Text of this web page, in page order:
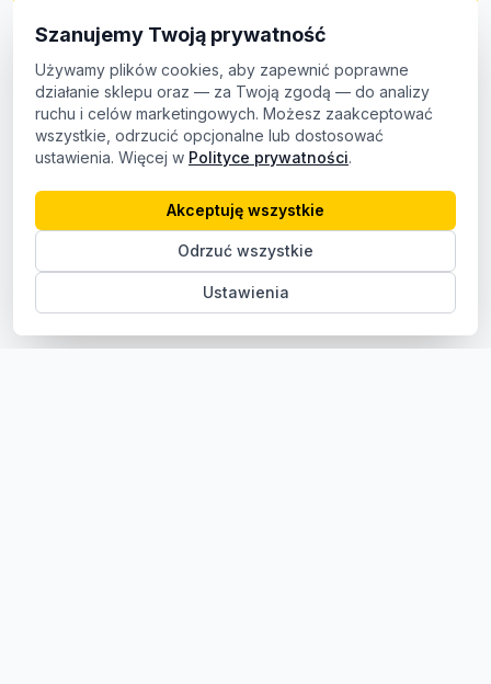
Szanujemy Twoją prywatność
Używamy plików cookies, aby zapewnić poprawne
działanie sklepu oraz — za Twoją zgodą — do analizy
ruchu i celów marketingowych. Możesz zaakceptować
wszystkie, odrzucić opcjonalne lub dostosować
ustawienia. Więcej w Polityce prywatności.
Ustawienia
Odrzuć wszystkie
Akceptuję wszystkie